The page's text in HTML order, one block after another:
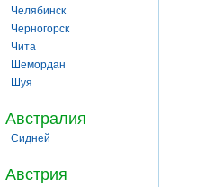
Челябинск
Черногорск
Чита
Шемордан
Шуя
Австралия
Сидней
Австрия